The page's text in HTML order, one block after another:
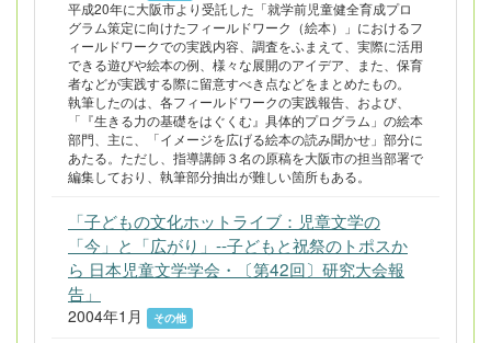
平成20年に大阪市より受託した「就学前児童健全育成プロ
グラム策定に向けたフィールドワーク（絵本）」におけるフ
ィールドワークでの実践内容、調査をふまえて、実際に活用
できる遊びや絵本の例、様々な展開のアイデア、また、保育
者などが実践する際に留意すべき点などをまとめたもの。
執筆したのは、各フィールドワークの実践報告、および、
「『生きる力の基礎をはぐくむ』具体的プログラム」の絵本
部門、主に、「イメージを広げる絵本の読み聞かせ」部分に
あたる。ただし、指導講師３名の原稿を大阪市の担当部署で
編集しており、執筆部分抽出が難しい箇所もある。
「子どもの文化ホットライブ：児章文学の
「今」と「広がり」--子どもと祝祭のトポスか
ら 日本児童文学学会・〔第42回〕研究大会報
告」
2004年1月 その他